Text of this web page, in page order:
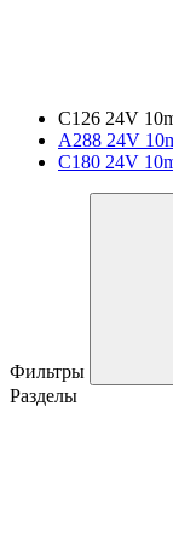
C126 24V
A288 24V
C180 24V
Фильтры
Разделы